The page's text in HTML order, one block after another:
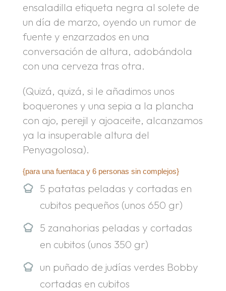
ensaladilla etiqueta negra al solete de
un día de marzo, oyendo un rumor de
fuente y enzarzados en una
conversación de altura, adobándola
con una cerveza tras otra.
(Quizá, quizá, si le añadimos unos
boquerones y una sepia a la plancha
con ajo, perejil y ajoaceite, alcanzamos
ya la insuperable altura del
Penyagolosa).
{para una fuentaca y 6 personas sin complejos}
5 patatas peladas y cortadas en
cubitos pequeños (unos 650 gr)
5 zanahorias peladas y cortadas
en cubitos (unos 350 gr)
un puñado de judías verdes Bobby
cortadas en cubitos